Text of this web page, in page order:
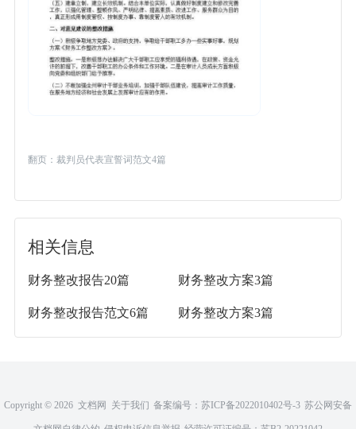
翻页：裁判员代表宣誓词范文4篇
相关信息
财务整改报告20篇 财务整改方案3篇
财务整改报告范文6篇 财务整改方案3篇
Copyright © 2026 文档网 关于我们 备案编号： 苏ICP备2022010402号-3 苏公网安备